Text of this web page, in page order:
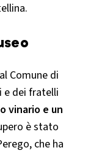
Comune di
e dei fratelli
vinario e un
è stato
che ha